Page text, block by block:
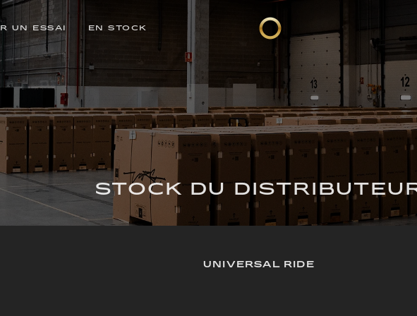
UN ESSAI EN STOCK
STOCK DU
UNIVERSAL RIDE